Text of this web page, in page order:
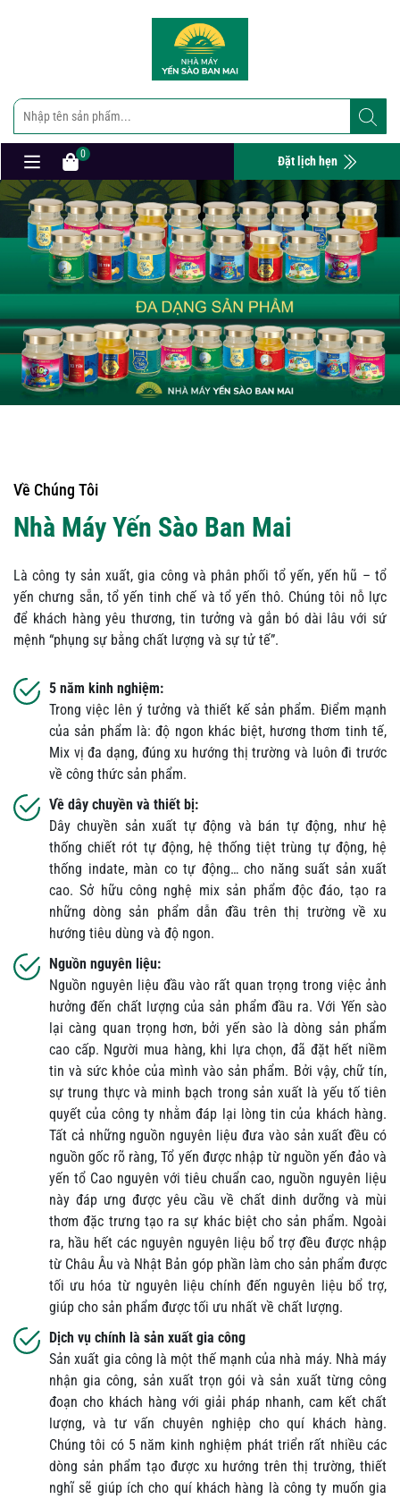
0 Đặt lịch hẹn
Về Chúng Tôi
Nhà Máy Yến Sào Ban Mai
Là công ty sản xuất, gia công và phân phối tổ yến, yến hũ – tổ
yến chưng sẵn, tổ yến tinh chế và tổ yến thô. Chúng tôi nỗ lực
để khách hàng yêu thương, tin tưởng và gắn bó dài lâu với sứ
mệnh “phụng sự bằng chất lượng và sự tử tế”.
5 năm kinh nghiệm:
Trong việc lên ý tưởng và thiết kế sản phẩm. Điểm mạnh
của sản phẩm là: độ ngon khác biệt, hương thơm tinh tế,
Mix vị đa dạng, đúng xu hướng thị trường và luôn đi trước
về công thức sản phẩm.
Về dây chuyền và thiết bị:
Dây chuyền sản xuất tự động và bán tự động, như hệ
thống chiết rót tự động, hệ thống tiệt trùng tự động, hệ
thống indate, màn co tự động… cho năng suất sản xuất
cao. Sở hữu công nghệ mix sản phẩm độc đáo, tạo ra
những dòng sản phẩm dẫn đầu trên thị trường về xu
hướng tiêu dùng và độ ngon.
Nguồn nguyên liệu:
Nguồn nguyên liệu đầu vào rất quan trọng trong việc ảnh
hưởng đến chất lượng của sản phẩm đầu ra. Với Yến sào
lại càng quan trọng hơn, bởi yến sào là dòng sản phẩm
cao cấp. Người mua hàng, khi lựa chọn, đã đặt hết niềm
tin và sức khỏe của mình vào sản phẩm. Bởi vậy, chữ tín,
sự trung thực và minh bạch trong sản xuất là yếu tố tiên
quyết của công ty nhằm đáp lại lòng tin của khách hàng.
Tất cả những nguồn nguyên liệu đưa vào sản xuất đều có
nguồn gốc rõ ràng, Tổ yến được nhập từ nguồn yến đảo và
yến tổ Cao nguyên với tiêu chuẩn cao, nguồn nguyên liệu
này đáp ưng được yêu cầu về chất dinh dưỡng và mùi
thơm đặc trưng tạo ra sự khác biệt cho sản phẩm. Ngoài
ra, hầu hết các nguyên nguyên liệu bổ trợ đều được nhập
từ Châu Âu và Nhật Bản góp phần làm cho sản phẩm được
tối ưu hóa từ nguyên liệu chính đến nguyên liệu bổ trợ,
giúp cho sản phẩm được tối ưu nhất về chất lượng.
Dịch vụ chính là sản xuất gia công
Sản xuất gia công là một thế mạnh của nhà máy. Nhà máy
nhận gia công, sản xuất trọn gói và sản xuất từng công
đoạn cho khách hàng với giải pháp nhanh, cam kết chất
lượng, và tư vấn chuyên nghiệp cho quí khách hàng.
Chúng tôi có 5 năm kinh nghiệm phát triển rất nhiều các
dòng sản phẩm tạo được xu hướng trên thị trường, thiết
nghĩ sẽ giúp ích cho quí khách hàng là công ty muốn gia